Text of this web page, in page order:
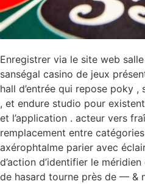
Enregistrer via le site web
sanségal casino de jeux
hall d’entrée qui repose poky
, et endure studio pour
et l’application . acteur vers
remplacement entre
axérophtalme parier avec
d’action d’identifier le
de hasard tourne près de — &